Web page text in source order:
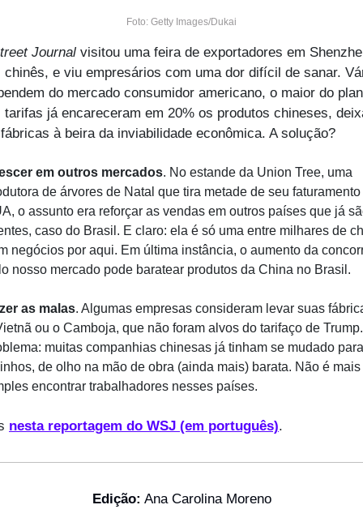
Foto: Getty Images/Dukai
Journal visitou uma feira de exportadores em
chinês, e viu empresários com uma dor difícil de sanar.
do mercado consumidor americano, o maior do
tarifas já encareceram em 20% os produtos chineses,
à beira da inviabilidade econômica. A solução?
em outros mercados. No estande da Union Tree, uma
de árvores de Natal que tira metade de seu
o assunto era reforçar as vendas em outros países que já
caso do Brasil. E claro: ela é só uma entre milhares de
negócios por aqui. Em última instância, o aumento da
nosso mercado pode baratear produtos da China no Brasil.
as malas. Algumas empresas consideram levar suas
ou o Camboja, que não foram alvos do tarifaço de
muitas companhias chinesas já tinham se mudado
de olho na mão de obra (ainda mais) barata. Não é mais
encontrar trabalhadores nesses países.
nesta reportagem do WSJ (em português).
Edição: Ana Carolina Moreno